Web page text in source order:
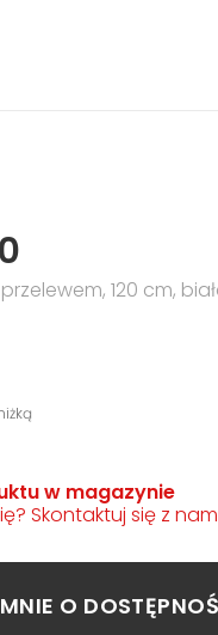
120 cm,
w magazynie
Skontaktuj się z
O